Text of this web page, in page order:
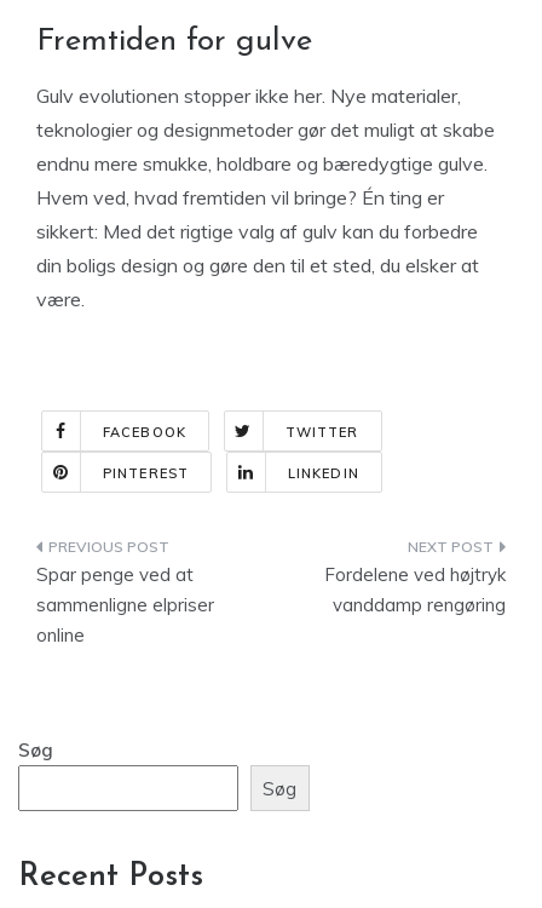
Fremtiden for gulve
Gulv evolutionen stopper ikke her. Nye materialer,
teknologier og designmetoder gør det muligt at skabe
endnu mere smukke, holdbare og bæredygtige gulve.
Hvem ved, hvad fremtiden vil bringe? Én ting er
sikkert: Med det rigtige valg af gulv kan du forbedre
din boligs design og gøre den til et sted, du elsker at
være.
FACEBOOK TWITTER
PINTEREST LINKEDIN
Indlægsnavigation
Spar penge ved at
sammenligne elpriser
online
Fordelene ved højtryk
vanddamp rengøring
Søg
Søg
Recent Posts